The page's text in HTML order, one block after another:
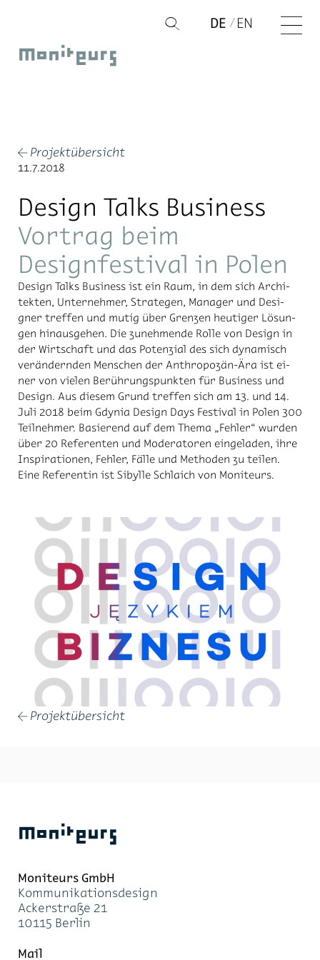
springen
Q
Moniteurs
DE EN
← Projektübersicht
11.7.2018
Design Talks Business
Vortrag beim
Designfestival in Polen
De­sign Talks Busi­ness ist ein Raum, in dem sich Ar­chi­
tek­ten, Un­ter­neh­mer, Stra­te­gen, Ma­na­ger und De­si­
gner tref­fen und mu­tig über Gren­zen heu­ti­ger Lö­sun­
gen hin­aus­ge­hen. Die zu­neh­men­de Rol­le von De­sign in
der Wirt­schaft und das Po­ten­zi­al des sich dy­na­misch
ver­än­dern­den Men­schen der An­thro­po­zän-Ära ist ei­
ner von vie­len Be­rüh­rungs­punk­ten für Busi­ness und
De­sign. Aus die­sem Grund tref­fen sich am 13. und 14.
Juli 2018 beim Gdy­nia De­sign Days Fes­ti­val in Po­len 300
Teil­neh­mer. Ba­sie­rend auf dem The­ma „Feh­ler“ wur­den
über 20 Re­fe­ren­ten und Mo­dera­to­ren ein­ge­la­den, ihre
In­spi­ra­tio­nen, Feh­ler, Fäl­le und Me­tho­den zu tei­len.
Eine Re­fe­ren­tin ist Si­byl­le Schlaich von Mo­ni­teurs.
← Projektübersicht
Moniteurs
Moni­teurs GmbH
Kom­mu­ni­ka­ti­ons­de­sign
Acker­stra­ße 21
10115 Ber­lin
Mail